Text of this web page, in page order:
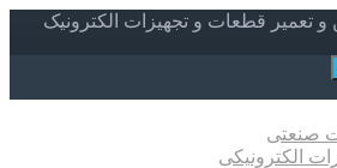
تعمیر قطعات و تجهیزات الکترونیک
صنعتی
الکترونیکی